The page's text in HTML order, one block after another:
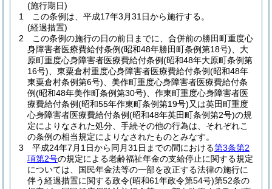
(施行期日)
1
この条例は、平成17年3月31日から施行する。
(経過措置)
2
この条例の施行の日の前日までに、合併前の勝田町重度心
身障害者医療費給付条例(昭和48年勝田町条例第18号) 、大
原町重度心身障害者医療費給付条例(昭和48年大原町条例第
16号) 、東粟倉村重度心身障害者医療費給付条例(昭和48年
東粟倉村条例第6号) 、美作町重度心身障害者医療費給付条
例(昭和48年美作町条例第30号) 、作東町重度心身障害者医
療費給付条例(昭和55年作東町条例第19号)又は英田町重度
心身障害者医療費給付条例(昭和48年英田町条例第2号)の規
定によりなされた処分、手続その他の行為は、それぞれこ
の条例の相当規定によりなされたものとみなす。
3
平成24年7月1日から同月31日までの間における第3条第2
項第2号の規定による老齢福祉年金の支給停止に関する規定
については、国民年金法等の一部を改正する法律の施行に
伴う経過措置に関する政令(昭和61年政令第54号)第52条の